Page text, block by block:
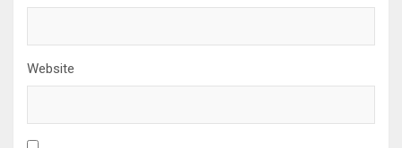
Website